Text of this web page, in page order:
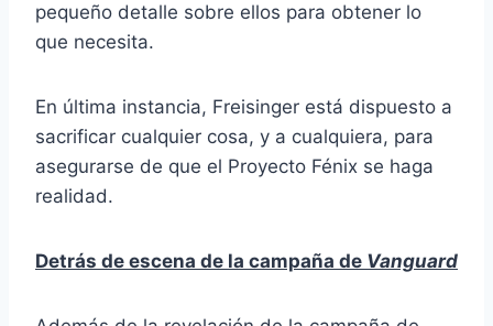
pequeño detalle sobre ellos para obtener lo
que necesita.
En última instancia, Freisinger está dispuesto a
sacrificar cualquier cosa, y a cualquiera, para
asegurarse de que el Proyecto Fénix se haga
realidad.
Detrás de escena de la campaña de Vanguard